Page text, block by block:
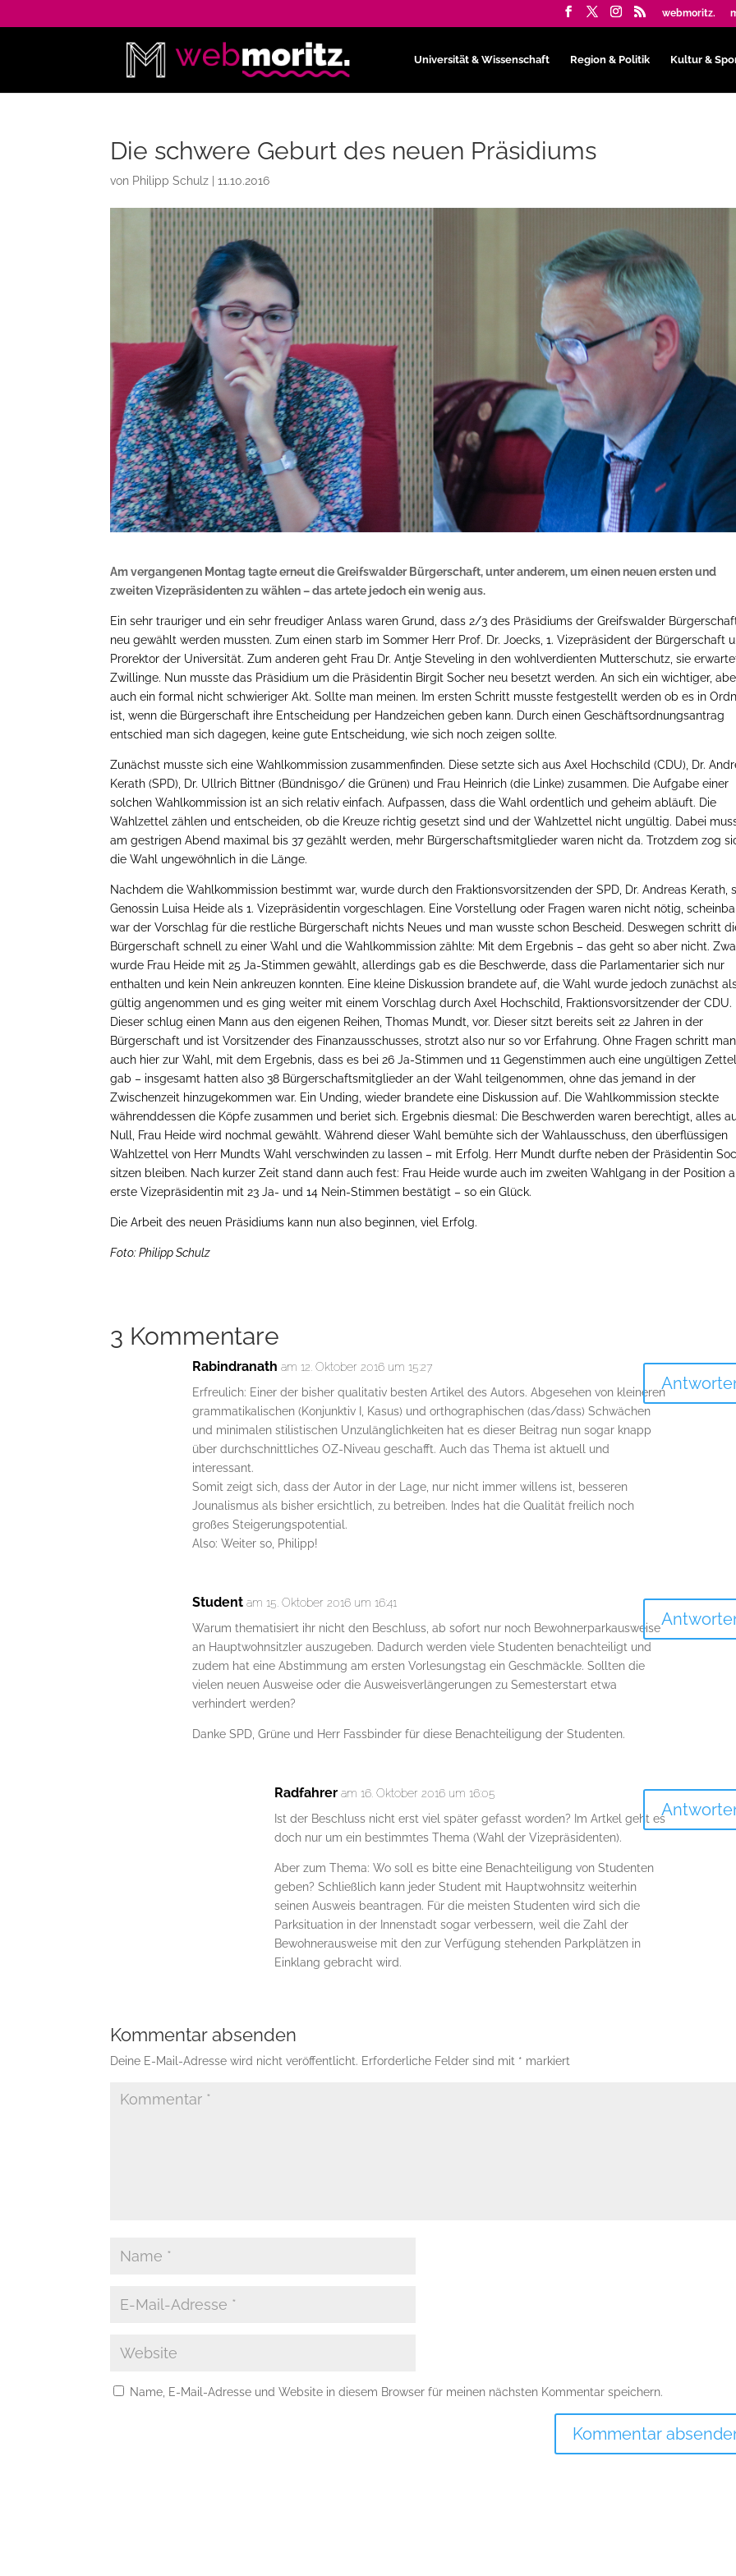
webmoritz.
Universität & Wissenschaft Region & Politik Kultur &
Die schwere Geburt des neuen Präsidiums
von Philipp Schulz |11.10.2016
Am vergangenen Montag tagte erneut die Greifswalder Bürgerschaft, unter anderem, um einen neuen ersten und
zweiten Vizepräsidenten zu wählen – das artete jedoch ein wenig aus.
Ein sehr trauriger und ein sehr freudiger Anlass waren Grund, dass 2/3 des Präsidiums der Greifswalder
neu gewählt werden mussten. Zum einen starb im Sommer Herr Prof. Dr. Joecks, 1. Vizepräsident der Bürgerschaft
Prorektor der Universität. Zum anderen geht Frau Dr. Antje Steveling in den wohlverdienten Mutterschutz, sie
Zwillinge. Nun musste das Präsidium um die Präsidentin Birgit Socher neu besetzt werden. An sich ein wichtiger,
auch ein formal nicht schwieriger Akt. Sollte man meinen. Im ersten Schritt musste festgestellt werden ob es in
ist, wenn die Bürgerschaft ihre Entscheidung per Handzeichen geben kann. Durch einen Geschäftsordnungsantrag
entschied man sich dagegen, keine gute Entscheidung, wie sich noch zeigen sollte.
Zunächst musste sich eine Wahlkommission zusammenfinden. Diese setzte sich aus Axel Hochschild (CDU), Dr.
Kerath (SPD), Dr. Ullrich Bittner (Bündnis90/ die Grünen) und Frau Heinrich (die Linke) zusammen. Die Aufgabe einer
solchen Wahlkommission ist an sich relativ einfach. Aufpassen, dass die Wahl ordentlich und geheim abläuft. Die
Wahlzettel zählen und entscheiden, ob die Kreuze richtig gesetzt sind und der Wahlzettel nicht ungültig. Dabei
am gestrigen Abend maximal bis 37 gezählt werden, mehr Bürgerschaftsmitglieder waren nicht da. Trotzdem zog
die Wahl ungewöhnlich in die Länge.
Nachdem die Wahlkommission bestimmt war, wurde durch den Fraktionsvorsitzenden der SPD, Dr. Andreas Kerath,
Genossin Luisa Heide als 1. Vizepräsidentin vorgeschlagen. Eine Vorstellung oder Fragen waren nicht nötig,
war der Vorschlag für die restliche Bürgerschaft nichts Neues und man wusste schon Bescheid. Deswegen schritt
Bürgerschaft schnell zu einer Wahl und die Wahlkommission zählte: Mit dem Ergebnis – das geht so aber nicht.
wurde Frau Heide mit 25 Ja-Stimmen gewählt, allerdings gab es die Beschwerde, dass die Parlamentarier sich nur
enthalten und kein Nein ankreuzen konnten. Eine kleine Diskussion brandete auf, die Wahl wurde jedoch zunächst
gültig angenommen und es ging weiter mit einem Vorschlag durch Axel Hochschild, Fraktionsvorsitzender der CDU.
Dieser schlug einen Mann aus den eigenen Reihen, Thomas Mundt, vor. Dieser sitzt bereits seit 22 Jahren in der
Bürgerschaft und ist Vorsitzender des Finanzausschusses, strotzt also nur so vor Erfahrung. Ohne Fragen schritt man
auch hier zur Wahl, mit dem Ergebnis, dass es bei 26 Ja-Stimmen und 11 Gegenstimmen auch eine ungültigen
gab – insgesamt hatten also 38 Bürgerschaftsmitglieder an der Wahl teilgenommen, ohne das jemand in der
Zwischenzeit hinzugekommen war. Ein Unding, wieder brandete eine Diskussion auf. Die Wahlkommission steckte
währenddessen die Köpfe zusammen und beriet sich. Ergebnis diesmal: Die Beschwerden waren berechtigt, alles
Null, Frau Heide wird nochmal gewählt. Während dieser Wahl bemühte sich der Wahlausschuss, den überflüssigen
Wahlzettel von Herr Mundts Wahl verschwinden zu lassen – mit Erfolg. Herr Mundt durfte neben der Präsidentin
sitzen bleiben. Nach kurzer Zeit stand dann auch fest: Frau Heide wurde auch im zweiten Wahlgang in der Position
erste Vizepräsidentin mit 23 Ja- und 14 Nein-Stimmen bestätigt – so ein Glück.
Die Arbeit des neuen Präsidiums kann nun also beginnen, viel Erfolg.
Foto: Philipp Schulz
3 Kommentare
Rabindranath am 12. Oktober 2016 um 15:27
Erfreulich: Einer der bisher qualitativ besten Artikel des Autors. Abgesehen von kleineren
grammatikalischen (Konjunktiv I, Kasus) und orthographischen (das/dass) Schwächen
und minimalen stilistischen Unzulänglichkeiten hat es dieser Beitrag nun sogar knapp
über durchschnittliches OZ-Niveau geschafft. Auch das Thema ist aktuell und
interessant.
Somit zeigt sich, dass der Autor in der Lage, nur nicht immer willens ist, besseren
Jounalismus als bisher ersichtlich, zu betreiben. Indes hat die Qualität freilich noch
großes Steigerungspotential.
Also: Weiter so, Philipp!
Student am 15. Oktober 2016 um 16:41
Warum thematisiert ihr nicht den Beschluss, ab sofort nur noch Bewohnerparkausweise
an Hauptwohnsitzler auszugeben. Dadurch werden viele Studenten benachteiligt und
zudem hat eine Abstimmung am ersten Vorlesungstag ein Geschmäckle. Sollten die
vielen neuen Ausweise oder die Ausweisverlängerungen zu Semesterstart etwa
verhindert werden?
Danke SPD, Grüne und Herr Fassbinder für diese Benachteiligung der Studenten.
Radfahrer am 16. Oktober 2016 um 16:05
Ist der Beschluss nicht erst viel später gefasst worden? Im Artkel geht es
doch nur um ein bestimmtes Thema (Wahl der Vizepräsidenten).
Aber zum Thema: Wo soll es bitte eine Benachteiligung von Studenten
geben? Schließlich kann jeder Student mit Hauptwohnsitz weiterhin
seinen Ausweis beantragen. Für die meisten Studenten wird sich die
Parksituation in der Innenstadt sogar verbessern, weil die Zahl der
Bewohnerausweise mit den zur Verfügung stehenden Parkplätzen in
Einklang gebracht wird.
Kommentar absenden
Deine E-Mail-Adresse wird nicht veröffentlicht. Erforderliche Felder sind mit * markiert
Name, E-Mail-Adresse und Website in diesem Browser für meinen nächsten Kommentar speichern.